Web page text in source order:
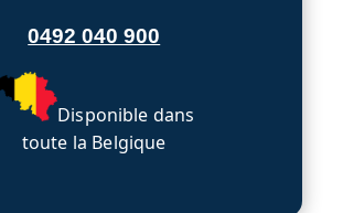
0492 040 900
Disponible dans
toute la Belgique